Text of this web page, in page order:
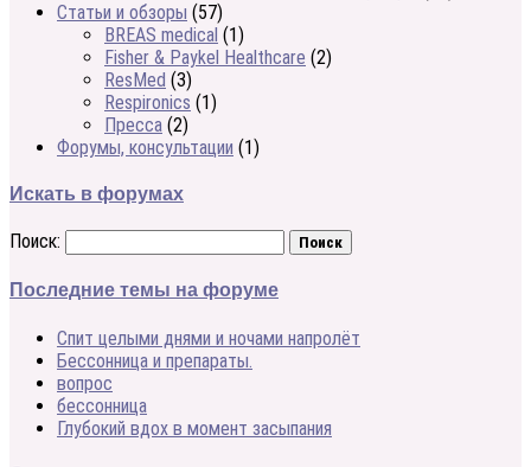
Статьи и обзоры (57)
BREAS medical (1)
Fisher & Paykel Healthcare (2)
ResMed (3)
Respironics (1)
Пресса (2)
Форумы, консультации (1)
Искать в форумах
Поиск:
Последние темы на форуме
Спит целыми днями и ночами напролёт
Бессонница и препараты.
вопрос
бессонница
Глубокий вдох в момент засыпания